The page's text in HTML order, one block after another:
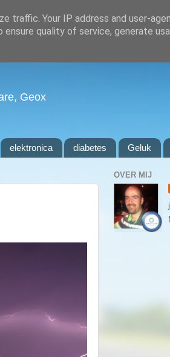
Geox
elektronica diabetes Geluk
OVER MIJ
traffic. Your IP address and user-
quality of service, generate